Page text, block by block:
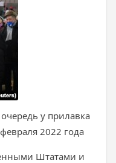
у прилавка
2022 года
Штатами и